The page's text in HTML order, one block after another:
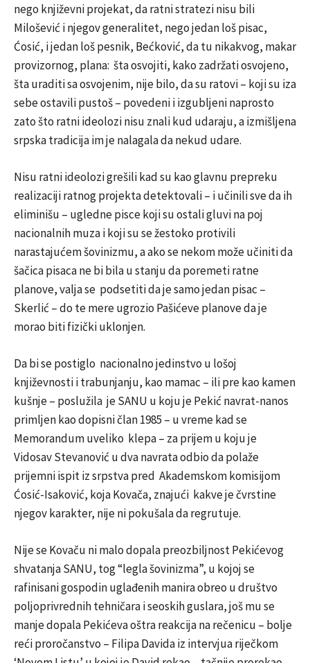
nego književni projekat, da ratni stratezi nisu bili
Milošević i njegov generalitet, nego jedan loš pisac,
Ćosić, i jedan loš pesnik, Bećković, da tu nikakvog, makar
provizornog, plana: šta osvojiti, kako zadržati osvojeno,
šta uraditi sa osvojenim, nije bilo, da su ratovi – koji su iza
sebe ostavili pustoš – povedeni i izgubljeni naprosto
zato što ratni ideolozi nisu znali kud udaraju, a izmišljena
srpska tradicija im je nalagala da nekud udare.
Nisu ratni ideolozi grešili kad su kao glavnu prepreku
realizaciji ratnog projekta detektovali – i učinili sve da ih
eliminišu – ugledne pisce koji su ostali gluvi na poj
nacionalnih muza i koji su se žestoko protivili
narastajućem šovinizmu, a ako se nekom može učiniti da
šačica pisaca ne bi bila u stanju da poremeti ratne
planove, valja se podsetiti da je samo jedan pisac –
Skerlić – do te mere ugrozio Pašićeve planove da je
morao biti fizički uklonjen.
Da bi se postiglo nacionalno jedinstvo u lošoj
književnosti i trabunjanju, kao mamac – ili pre kao kamen
kušnje – poslužila je SANU u koju je Pekić navrat-nanos
primljen kao dopisni član 1985 – u vreme kad se
Memorandum uveliko klepa – za prijem u koju je
Vidosav Stevanović u dva navrata odbio da polaže
prijemni ispit iz srpstva pred Akademskom komisijom
Ćosić-Isaković, koja Kovača, znajući kakve je čvrstine
njegov karakter, nije ni pokušala da regrutuje.
Nije se Kovaču ni malo dopala preozbiljnost Pekićevog
shvatanja SANU, tog “legla šovinizma”, u kojoj se
rafinisani gospodin uglađenih manira obreo u društvo
poljoprivrednih tehničara i seoskih guslara, još mu se
manje dopala Pekićeva oštra reakcija na rečenicu – bolje
reći proročanstvo – Filipa Davida iz intervjua riječkom